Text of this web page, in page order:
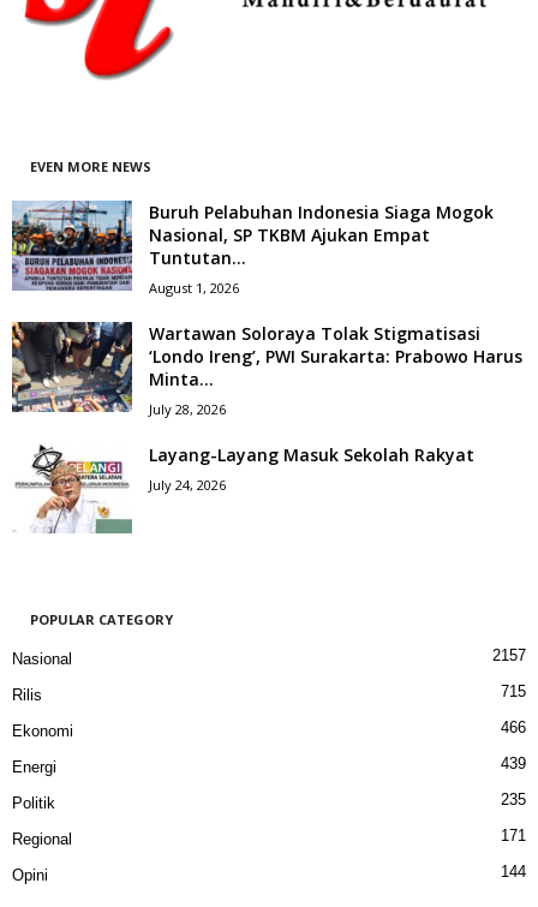
EVEN MORE NEWS
Buruh Pelabuhan Indonesia Siaga Mogok
Nasional, SP TKBM Ajukan Empat
Tuntutan...
August 1, 2026
Wartawan Soloraya Tolak Stigmatisasi
‘Londo Ireng’, PWI Surakarta: Prabowo Harus
Minta...
July 28, 2026
Layang-Layang Masuk Sekolah Rakyat
July 24, 2026
POPULAR CATEGORY
Nasional 2157
Rilis 715
Ekonomi 466
Energi 439
Politik 235
Regional 171
Opini 144